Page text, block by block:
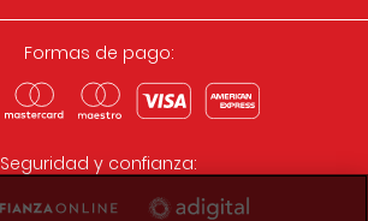
Formas de pago:
Seguridad y confianza: